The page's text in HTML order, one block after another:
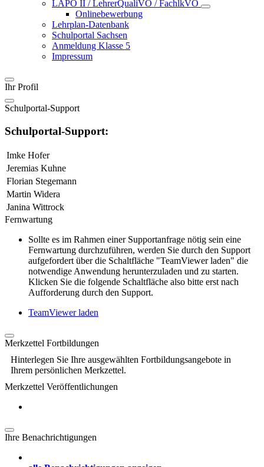
LAPO II / LehrerQualiVO / FachlkVO
Onlinebewerbung
Lehrplan-Datenbank
Schulportal Sachsen
Anmeldung Klasse 5
Impressum
Ihr Profil
Schulportal-Support
Schulportal-Support:
Imke Hofer
Jeremias Kuhne
Florian Stegemann
Martin Widera
Janina Wittrock
Fernwartung
Sollte es im Rahmen einer Supportanfrage nötig sein eine
Fernwartung durchzuführen, werden Sie durch den Support
aufgefordert über die Schaltfläche "TeamViewer laden" die
notwendige Anwendung herunterzuladen und zu starten.
Klicken Sie die folgende Schaltfläche also bitte erst nach
Aufforderung durch den Support.
TeamViewer laden
Merkzettel Fortbildungen
Hinterlegen Sie Ihre ausgewählten Fortbildungsangebote in
Ihrem persönlichen Merkzettel.
Merkzettel Veröffentlichungen
Ihre Benachrichtigungen